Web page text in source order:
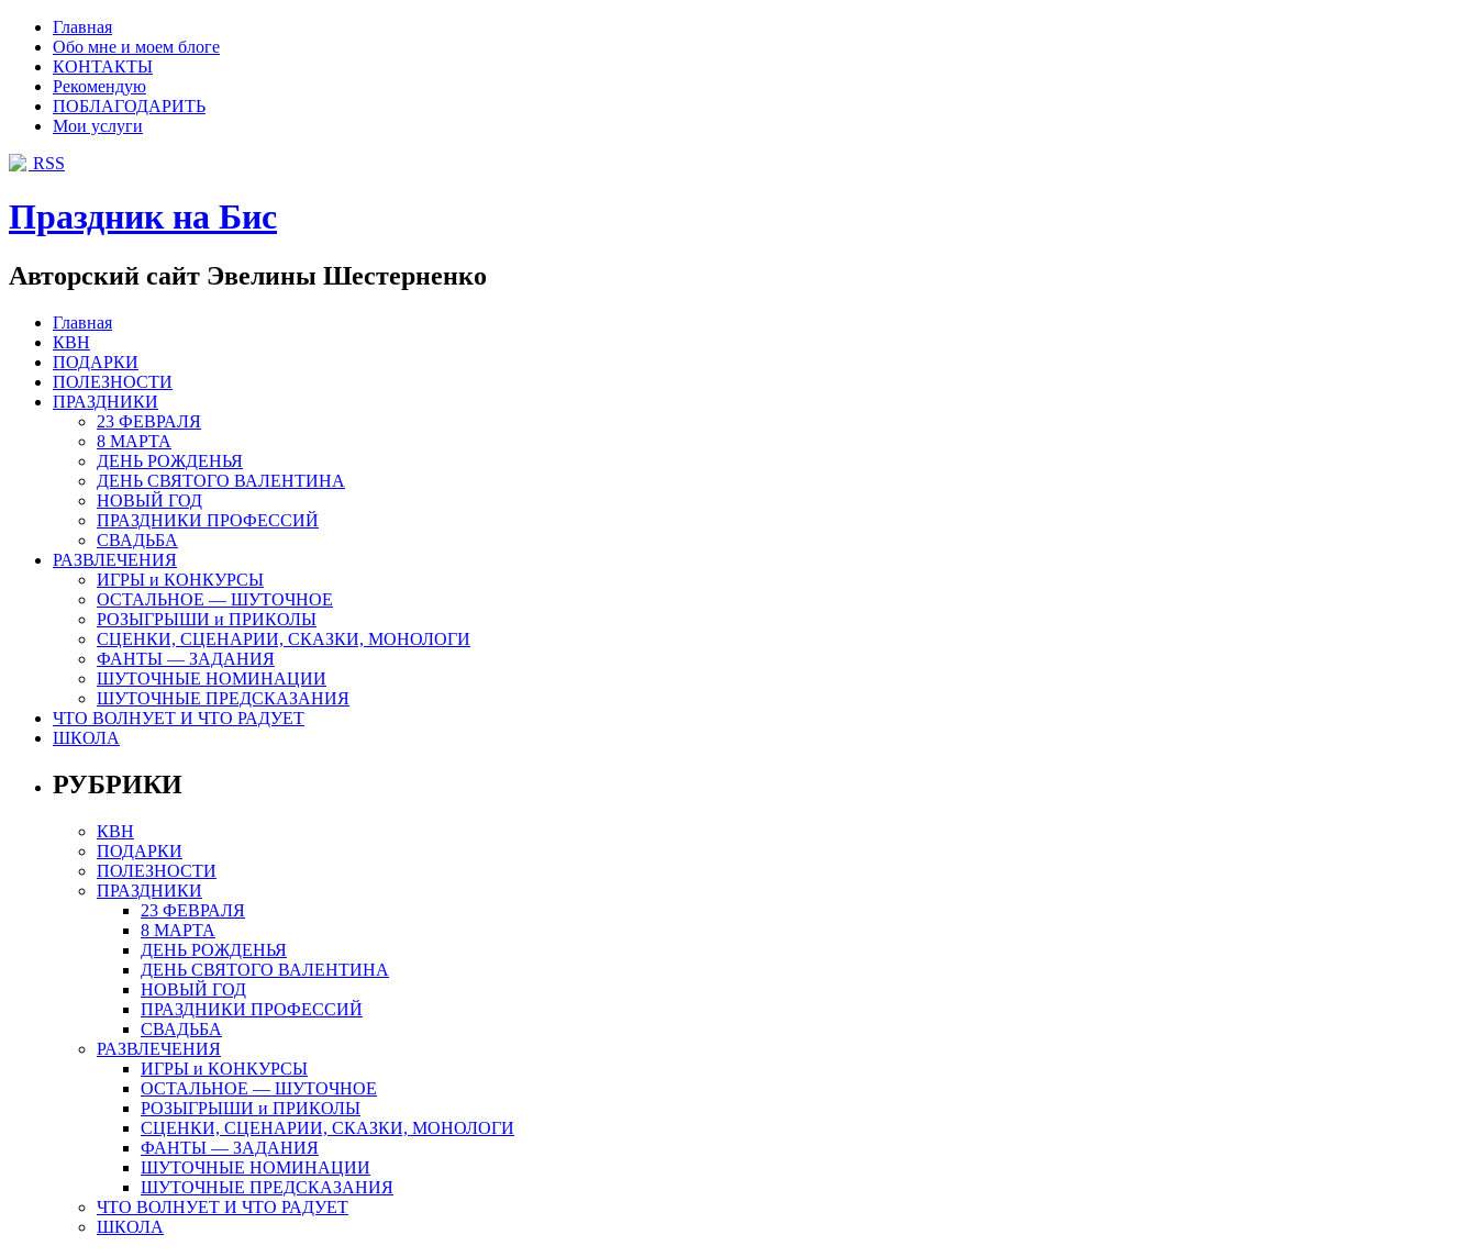
Главная
Обо мне и моем блоге
КОНТАКТЫ
Рекомендую
ПОБЛАГОДАРИТЬ
Мои услуги
RSS
Праздник на Бис
Авторский сайт Эвелины Шестерненко
Главная
КВН
ПОДАРКИ
ПОЛЕЗНОСТИ
ПРАЗДНИКИ
23 ФЕВРАЛЯ
8 МАРТА
ДЕНЬ РОЖДЕНЬЯ
ДЕНЬ СВЯТОГО ВАЛЕНТИНА
НОВЫЙ ГОД
ПРАЗДНИКИ ПРОФЕССИЙ
СВАДЬБА
РАЗВЛЕЧЕНИЯ
ИГРЫ и КОНКУРСЫ
ОСТАЛЬНОЕ — ШУТОЧНОЕ
РОЗЫГРЫШИ и ПРИКОЛЫ
СЦЕНКИ, СЦЕНАРИИ, СКАЗКИ, МОНОЛОГИ
ФАНТЫ — ЗАДАНИЯ
ШУТОЧНЫЕ НОМИНАЦИИ
ШУТОЧНЫЕ ПРЕДСКАЗАНИЯ
ЧТО ВОЛНУЕТ И ЧТО РАДУЕТ
ШКОЛА
РУБРИКИ
КВН
ПОДАРКИ
ПОЛЕЗНОСТИ
ПРАЗДНИКИ
23 ФЕВРАЛЯ
8 МАРТА
ДЕНЬ РОЖДЕНЬЯ
ДЕНЬ СВЯТОГО ВАЛЕНТИНА
НОВЫЙ ГОД
ПРАЗДНИКИ ПРОФЕССИЙ
СВАДЬБА
РАЗВЛЕЧЕНИЯ
ИГРЫ и КОНКУРСЫ
ОСТАЛЬНОЕ — ШУТОЧНОЕ
РОЗЫГРЫШИ и ПРИКОЛЫ
СЦЕНКИ, СЦЕНАРИИ, СКАЗКИ, МОНОЛОГИ
ФАНТЫ — ЗАДАНИЯ
ШУТОЧНЫЕ НОМИНАЦИИ
ШУТОЧНЫЕ ПРЕДСКАЗАНИЯ
ЧТО ВОЛНУЕТ И ЧТО РАДУЕТ
ШКОЛА